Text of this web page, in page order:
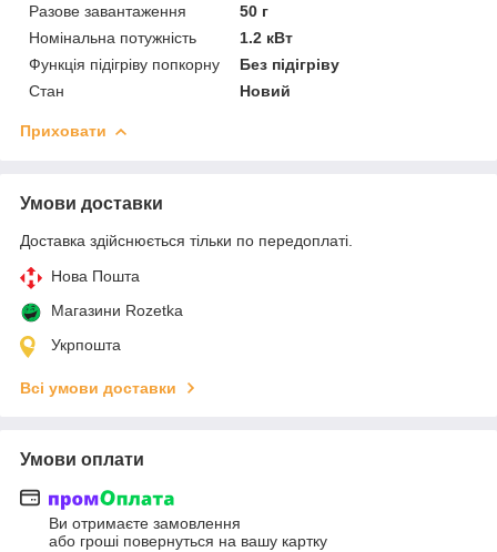
Разове завантаження
50 г
Номінальна потужність
1.2 кВт
Функція підігріву попкорну
Без підігріву
Стан
Новий
Приховати
Умови доставки
Доставка здійснюється тільки по передоплаті.
Нова Пошта
Магазини Rozetka
Укрпошта
Всі умови доставки
Умови оплати
Ви отримаєте замовлення
або гроші повернуться на вашу картку